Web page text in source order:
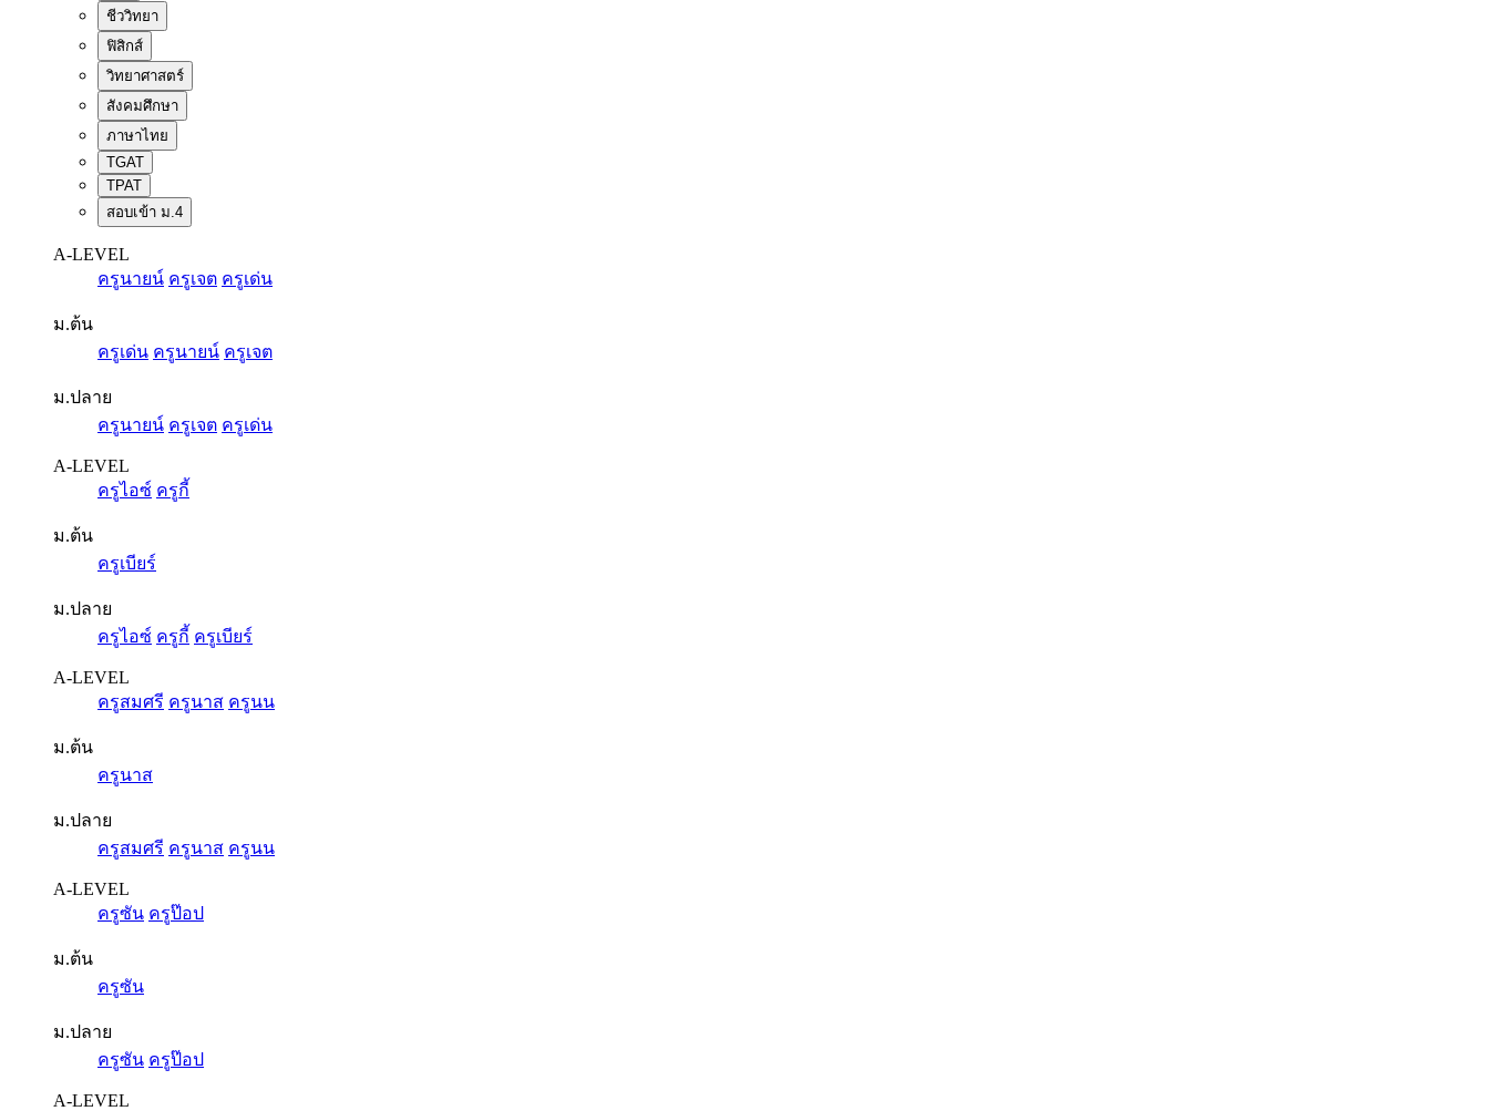
ชีววิทยา
ฟิสิกส์
วิทยาศาสตร์
สังคมศึกษา
ภาษาไทย
TGAT
TPAT
สอบเข้า ม.4
A-LEVEL
ครูนายน์ ครูเจต ครูเด่น
ม.ต้น
ครูเด่น ครูนายน์ ครูเจต
ม.ปลาย
ครูนายน์ ครูเจต ครูเด่น
A-LEVEL
ครูไอซ์ ครูกี้
ม.ต้น
ครูเบียร์
ม.ปลาย
ครูไอซ์ ครูกี้ ครูเบียร์
A-LEVEL
ครูสมศรี ครูนาส ครูนน
ม.ต้น
ครูนาส
ม.ปลาย
ครูสมศรี ครูนาส ครูนน
A-LEVEL
ครูซัน ครูป๊อป
ม.ต้น
ครูซัน
ม.ปลาย
ครูซัน ครูป๊อป
A-LEVEL